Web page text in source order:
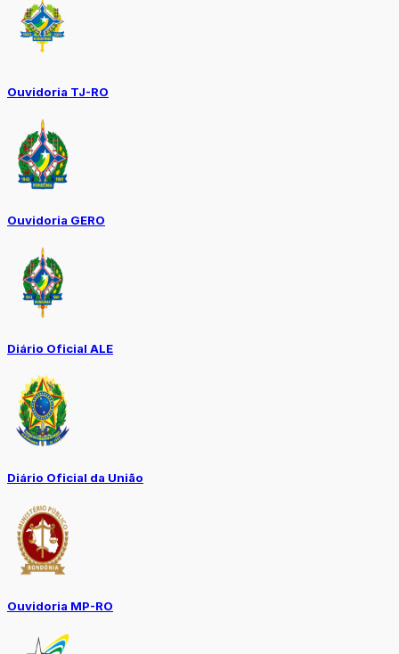
Ouvidoria TJ-RO
Ouvidoria GERO
Diário Oficial ALE
Diário Oficial da União
Ouvidoria MP-RO